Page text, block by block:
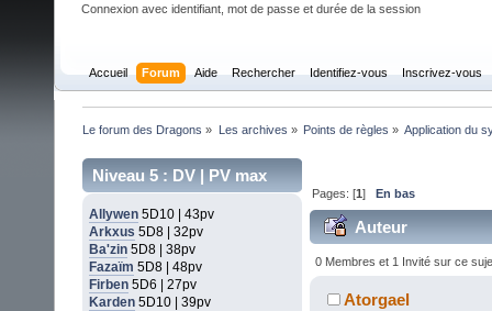
Connexion avec identifiant, mot de passe et durée de la session
Accueil Forum Aide Rechercher Identifiez-vous Inscrivez-vous
Le forum des Dragons » Les archives » Points de règles » Application du
Niveau 5 : DV | PV max
Allywen 5D10 | 43pv
Arkxus 5D8 | 32pv
Ba'zin 5D8 | 38pv
Fazaïm 5D8 | 48pv
Firben 5D6 | 27pv
Karden 5D10 | 39pv
Pages: [1]En bas
Auteur
(Lu 58427 fois)
0 Membres et 1 Invité sur ce
Atorgael